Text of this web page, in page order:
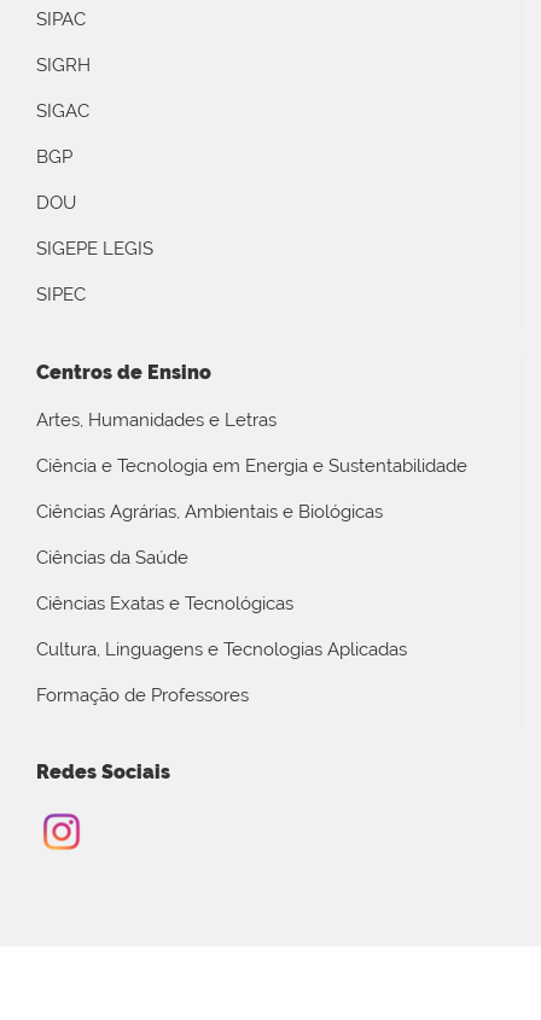
SIPAC
SIGRH
SIGAC
BGP
DOU
SIGEPE LEGIS
SIPEC
Centros de Ensino
Artes, Humanidades e Letras
Ciência e Tecnologia em Energia e Sustentabilidade
Ciências Agrárias, Ambientais e Biológicas
Ciências da Saúde
Ciências Exatas e Tecnológicas
Cultura, Linguagens e Tecnologias Aplicadas
Formação de Professores
Redes Sociais